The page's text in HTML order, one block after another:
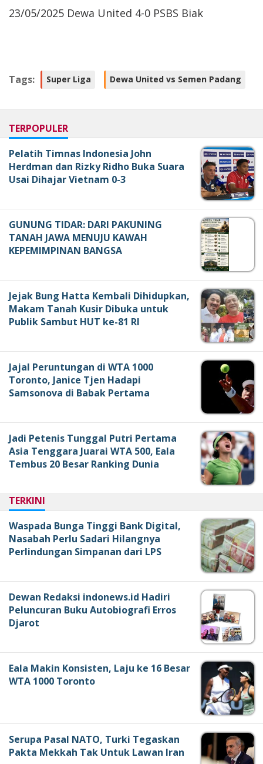
23/05/2025 Dewa United 4-0 PSBS Biak
Tags: Super Liga Dewa United vs Semen Padang
TERPOPULER
Pelatih Timnas Indonesia John
Herdman dan Rizky Ridho Buka Suara
Usai Dihajar Vietnam 0-3
GUNUNG TIDAR: DARI PAKUNING
TANAH JAWA MENUJU KAWAH
KEPEMIMPINAN BANGSA
Jejak Bung Hatta Kembali Dihidupkan,
Makam Tanah Kusir Dibuka untuk
Publik Sambut HUT ke-81 RI
Jajal Peruntungan di WTA 1000
Toronto, Janice Tjen Hadapi
Samsonova di Babak Pertama
Jadi Petenis Tunggal Putri Pertama
Asia Tenggara Juarai WTA 500, Eala
Tembus 20 Besar Ranking Dunia
TERKINI
Waspada Bunga Tinggi Bank Digital,
Nasabah Perlu Sadari Hilangnya
Perlindungan Simpanan dari LPS
Dewan Redaksi indonews.id Hadiri
Peluncuran Buku Autobiografi Erros
Djarot
Eala Makin Konsisten, Laju ke 16 Besar
WTA 1000 Toronto
Serupa Pasal NATO, Turki Tegaskan
Pakta Mekkah Tak Untuk Lawan Iran